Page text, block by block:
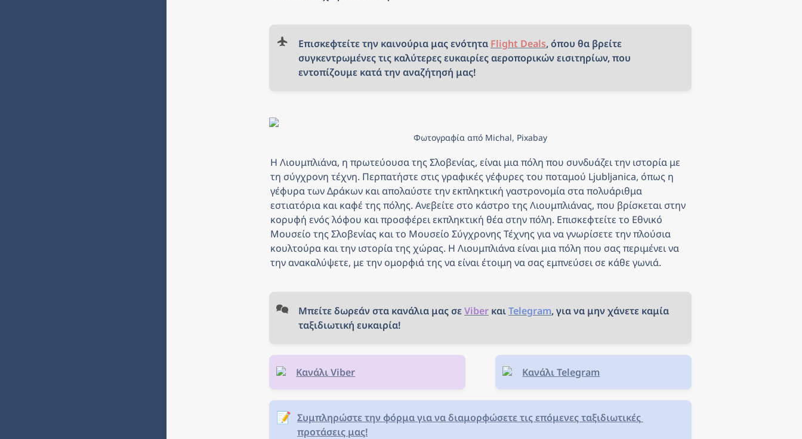
Επισκεφτείτε την καινούρια μας ενότητα Flight Deals, όπου θα βρείτε
συγκεντρωμένες τις καλύτερες ευκαιρίες αεροπορικών εισιτηρίων, που
εντοπίζουμε κατά την αναζήτησή μας!
Φωτογραφία από Michal, Pixabay
Η Λιουμπλιάνα, η πρωτεύουσα της Σλοβενίας, είναι μια πόλη που συνδυάζει την ιστορία με
τη σύγχρονη τέχνη. Περπατήστε στις γραφικές γέφυρες του ποταμού Ljubljanica, όπως η
γέφυρα των Δράκων και απολαύστε την εκπληκτική γαστρονομία στα πολυάριθμα
εστιατόρια και καφέ της πόλης. Ανεβείτε στο κάστρο της Λιουμπλιάνας, που βρίσκεται στην
κορυφή ενός λόφου και προσφέρει εκπληκτική θέα στην πόλη. Επισκεφτείτε το Εθνικό
Μουσείο της Σλοβενίας και το Μουσείο Σύγχρονης Τέχνης για να γνωρίσετε την πλούσια
κουλτούρα και την ιστορία της χώρας. Η Λιουμπλιάνα είναι μια πόλη που σας περιμένει να
την ανακαλύψετε, με την ομορφιά της να είναι έτοιμη να σας εμπνεύσει σε κάθε γωνιά.
Μπείτε δωρεάν στα κανάλια μας σε Viber και Telegram, για να μην χάνετε καμία
ταξιδιωτική ευκαιρία!
Κανάλι Viber Κανάλι Telegram
📝 Συμπληρώστε την φόρμα για να διαμορφώσετε τις επόμενες ταξιδιωτικές
προτάσεις μας!